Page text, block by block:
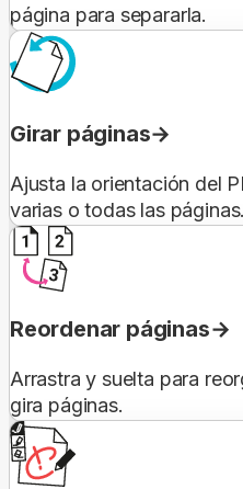
página para separarla.
Girar páginas
Ajusta la orientación del
varias o todas las páginas.
Reordenar páginas
Arrastra y suelta para
gira páginas.